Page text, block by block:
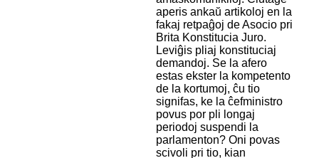
aperis ankaŭ artikoloj en la
fakaj retpaĝoj de Asocio pri
Brita Konstitucia Juro.
Leviĝis pliaj konstituciaj
demandoj. Se la afero
estas ekster la kompetento
de la kortumoj, ĉu tio
signifas, ke la ĉefministro
povus por pli longaj
periodoj suspendi la
parlamenton? Oni povas
scivoli pri tio, kian